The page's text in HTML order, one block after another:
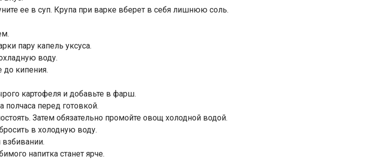
ее в суп. Крупа при варке вберет в себя лишнюю соль.
пару капель уксуса.
воду.
до кипения.
картофеля и добавьте в фарш.
полчаса перед готовкой.
Затем обязательно промойте овощ холодной водой.
в холодную воду.
напитка станет ярче.